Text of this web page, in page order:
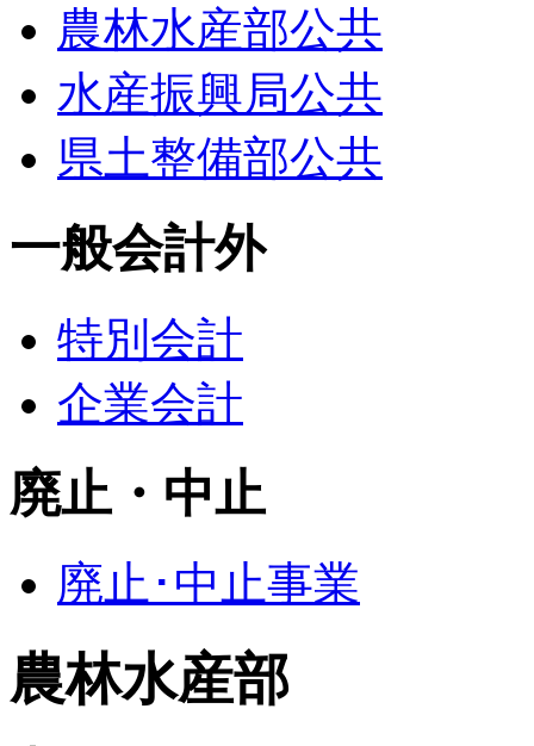
農林水産部公共
水産振興局公共
県土整備部公共
一般会計外
特別会計
企業会計
廃止・中止
廃止･中止事業
農林水産部